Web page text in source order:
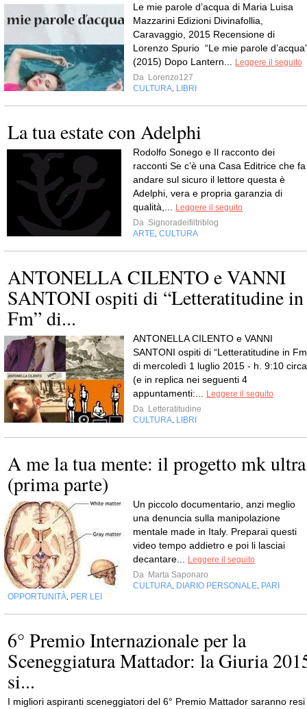
Le mie parole d’acqua di Maria Luisa
Mazzarini Edizioni Divinafollia,
Caravaggio, 2015 Recensione di
Lorenzo Spurio “Le mie parole
(2015) Dopo Lantern...
Leggere il seguito
Da Lorenzo127
CULTURA LIBRI
La tua estate con Adelphi
Rodolfo Sonego e Il racconto dei
racconti Se c’è una Casa Editrice che fa
andare sul sicuro il lettore questa è
Adelphi, vera e propria garanzia di
qualità,...
Leggere il seguito
Da Signoradeifiltriblog
ARTE CULTURA
ANTONELLA CILENTO e VANNI
SANTONI ospiti di “Letteratitudine in
Fm” di...
ANTONELLA CILENTO e VANNI
SANTONI ospiti di “Letteratitudine in
di mercoledì 1 luglio 2015 - h. 9:10 circa
(e in replica nei seguenti 4
appuntamenti:...
Leggere il seguito
Da Letteratitudine
CULTURA LIBRI
A me la tua mente: il progetto mk ultra
(prima parte)
Un piccolo documentario, anzi meglio
una denuncia sulla manipolazione
mentale made in Italy. Preparai questi
video tempo addietro e poi li lasciai
decantare...
Leggere il seguito
Da Marta Saponaro
CULTURA DIARIO PERSONALE PARI
OPPORTUNITÀ PER LEI
6° Premio Internazionale per la
Sceneggiatura Mattador: la Giuria
si...
I migliori aspiranti sceneggiatori del 6° Premio Mattador saranno resi